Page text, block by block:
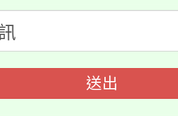
歡迎學生輔導中心
諮商輔導、社會
師生報名參加。
校園短影音徵選
簡章及活動海報
報名參加。
115學年度學生
市補助參觀特色
動實施計畫」
度「教育部表揚
推展貢獻獎」
送出